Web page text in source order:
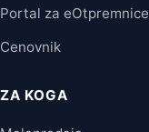
Portal za eOtpremnice
Cenovnik
ZA KOGA